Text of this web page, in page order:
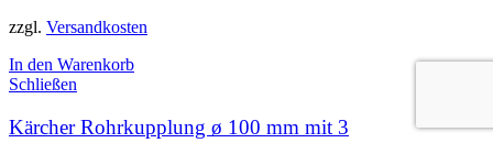
zzgl. Versandkosten
In den Warenkorb
Schließen
Kärcher Rohrkupplung ø 100 mm mit 3